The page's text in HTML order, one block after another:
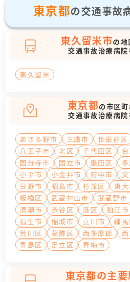
東京都の交通事故
東久留米市の地
交通事故治療病院
東久留米
東京都の市区
交通事故治療病院
あきる野市 三鷹市 世田谷区
八王子市
北区 千代田区
国分寺市
国立市 墨田区
小平市
小金井市 府中市
日野市
昭島市 杉並区 東
板橋区
武蔵村山市 武蔵野市
清瀬市
渋谷区 港区 狛江市
福生市
稲城市 立川市 練馬
荒川区
葛飾区 西多摩郡
豊島区
足立区 青梅市
東京都の主要